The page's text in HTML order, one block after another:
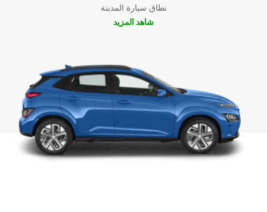
نطاق سيارة المدينة
شاهد المزيد